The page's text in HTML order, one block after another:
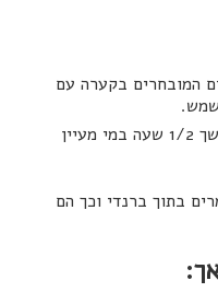
המובחרים בקערה עם
שיטת הרתיחה: הרתחה במשך 1/2 שעה במי מעיין
בתוך ברנדי וכך הם